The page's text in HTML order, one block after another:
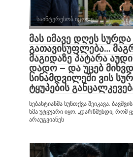
საინტერესოა იცოდე
მას იმავე დღეს სურდა
გათავისუფლება…
მაგიდაზე პატარა
დადო – და უცებ
სინამდვილეში ვის
ტყუპების
სებასტიანმა სუნთქვა შეიკავა.
ხმა უტყუარი იყო. „დარწმუნდი,
არაუგვიანეს